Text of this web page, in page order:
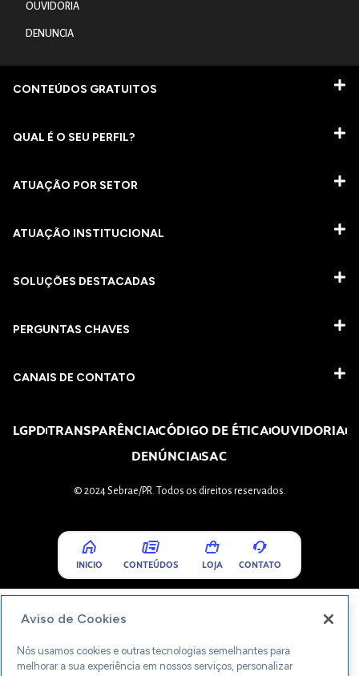
OUVIDORIA
DENUNCIA
CONTEÚDOS GRATUITOS
QUAL É O SEU PERFIL?
ATUAÇÃO POR SETOR
ATUAÇÃO INSTITUCIONAL
SOLUÇÕES DESTACADAS
PERGUNTAS CHAVES​
CANAIS DE CONTATO
LGPDTRANSPARÊNCIACÓDIGO DE ÉTICAOUVIDORIA
DENÚNCIASAC
© 2024 Sebrae/PR. Todos os direitos reservados.
INICIO CONTEÚDOS LOJA CONTATO
Aviso de Cookies
Nós usamos cookies e outras tecnologias semelhantes para
melhorar a sua experiência em nossos serviços, personalizar